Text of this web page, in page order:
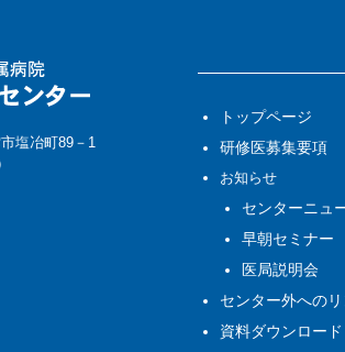
塩冶町89－1
トップページ
研修医募集要項
お知らせ
センターニュ
早朝セミナー
医局説明会
センター外への
資料ダウンロード